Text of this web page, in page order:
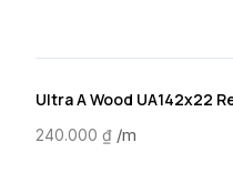
Ultra A Wood UA142x22
240.000 ₫ /m